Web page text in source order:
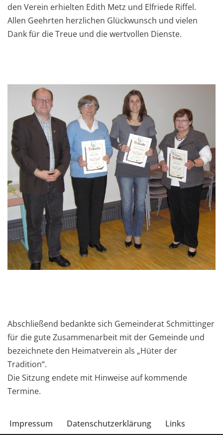
den Verein erhielten Edith Metz und Elfriede Riffel.
Allen Geehrten herzlichen Glückwunsch und vielen
Dank für die Treue und die wertvollen Dienste.
Abschließend bedankte sich Gemeinderat Schmittinger
für die gute Zusammenarbeit mit der Gemeinde und
bezeichnete den Heimatverein als „Hüter der
Tradition“.
Die Sitzung endete mit Hinweise auf kommende
Termine.
Impressum Datenschutzerklärung Links